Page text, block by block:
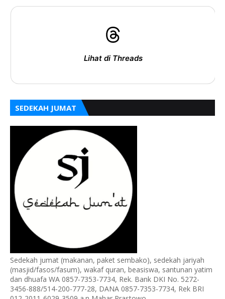
Lihat di Threads
SEDEKAH JUMAT
Sedekah jumat (makanan, paket sembako), sedekah jariyah
(masjid/fasos/fasum), wakaf quran, beasiswa, santunan yatim
dan dhuafa WA 0857-7353-7734, Rek. Bank DKI No. 5272-
3456-888/514-200-777-28, DANA 0857-7353-7734, Rek BRI